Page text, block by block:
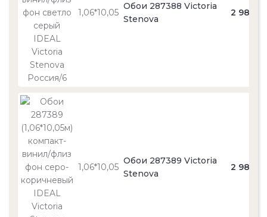
1,06*10,05
Обои 287388 Victoria
Stenova
2 980
1,06*10,05
Обои 287389 Victoria
Stenova
2 980